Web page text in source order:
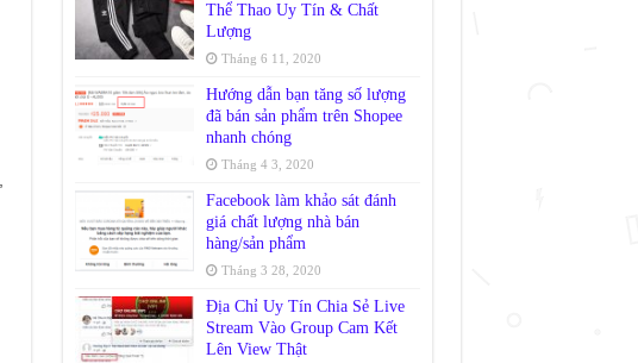
Thể Thao Uy Tín & Chất
Lượng
Tháng 6 11, 2020
Hướng dẫn bạn tăng số lượng
đã bán sản phẩm trên Shopee
nhanh chóng
Tháng 4 3, 2020
Facebook làm khảo sát đánh
giá chất lượng nhà bán
hàng/sản phẩm
Tháng 3 28, 2020
Địa Chỉ Uy Tín Chia Sẻ Live
Stream Vào Group Cam Kết
Lên View Thật